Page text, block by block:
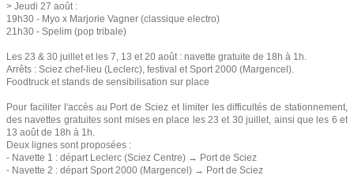
> Jeudi 27 août :
19h30 - Myo x Marjorie Vagner (classique electro)
21h30 - Spelim (pop tribale)
Les 23 & 30 juillet et les 7, 13 et 20 août : navette gratuite de 18h à 1h.
Arrêts : Sciez chef-lieu (Leclerc), festival et Sport 2000 (Margencel).
Foodtruck et stands de sensibilisation sur place
Pour faciliter l'accès au Port de Sciez et limiter les difficultés de stationnement,
des navettes gratuites sont mises en place les 23 et 30 juillet, ainsi que les 6 et
13 août de 18h à 1h.
Deux lignes sont proposées :
- Navette 1 : départ Leclerc (Sciez Centre) → Port de Sciez
- Navette 2 : départ Sport 2000 (Margencel) → Port de Sciez